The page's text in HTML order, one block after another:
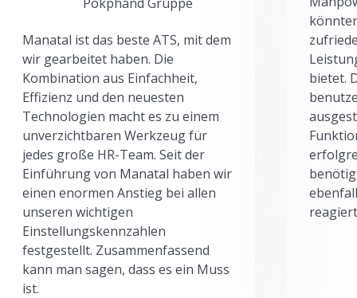
Manatal ist das beste ATS, mit dem
wir gearbeitet haben. Die
Kombination aus Einfachheit,
Effizienz und den neuesten
Technologien macht es zu einem
unverzichtbaren Werkzeug für
jedes große HR-Team. Seit der
Einführung von Manatal haben wir
einen enormen Anstieg bei allen
unseren wichtigen
Einstellungskennzahlen
festgestellt. Zusammenfassend
kann man sagen, dass es ein Muss
ist.
bietet.